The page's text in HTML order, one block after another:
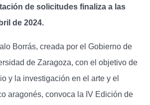
de solicitudes finaliza a las
de 2024.
Borrás, creada por el Gobierno de
de Zaragoza, con el objetivo de
y la investigación en el arte y el
aragonés, convoca la IV Edición de